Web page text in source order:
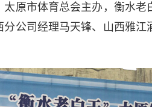
原市体育总会主办，衡水
公司经理马天锋、山西雅